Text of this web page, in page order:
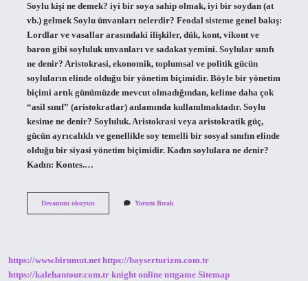
Soylu kişi ne demek? iyi bir soya sahip olmak, iyi bir soydan (at
vb.) gelmek Soylu ünvanları nelerdir? Feodal sisteme genel bakış:
Lordlar ve vasallar arasındaki ilişkiler, dük, kont, vikont ve
baron gibi soyluluk unvanları ve sadakat yemini. Soylular sınıfı
ne denir? Aristokrasi, ekonomik, toplumsal ve politik gücün
soyluların elinde olduğu bir yönetim biçimidir. Böyle bir yönetim
biçimi artık günümüzde mevcut olmadığından, kelime daha çok
“asil sınıf” (aristokratlar) anlamında kullanılmaktadır. Soylu
kesime ne denir? Soyluluk. Aristokrasi veya aristokratik güç,
gücün ayrıcalıklı ve genellikle soy temelli bir sosyal sınıfın elinde
olduğu bir siyasi yönetim biçimidir. Kadın soylulara ne denir?
Kadın: Kontes.…
Devamını okuyunSoylu
Yorum Bırak
https://www.birumut.net https://bayserturizm.com.tr
https://kalehantour.com.tr knight online nttgame Sitemap